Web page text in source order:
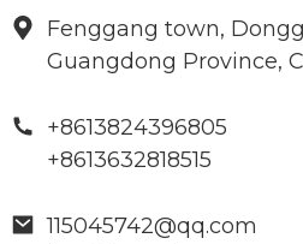
Fenggang town,
Guangdong Province,
+8613824396805
+8613632818515
115045742@qq.com